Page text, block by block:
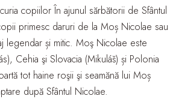
copiilor În ajunul sărbătorii de Sfântul
primesc daruri de la Moș Nicolae sau
legendar și mitic. Moş Nicolae este
Cehia şi Slovacia (Mikuláš) și Polonia
tot haine roşii şi seamănă lui Moș
după Sfântul Nicolae.